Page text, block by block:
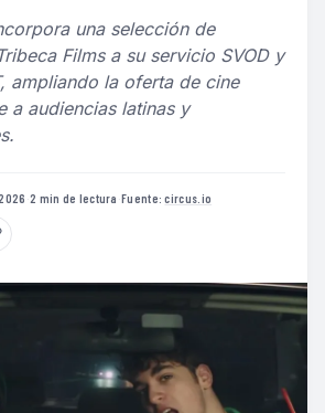
una selección de
Films a su servicio SVOD y
ampliando la oferta de cine
a audiencias latinas y
·2 min de lectura ·Fuente:circus.io